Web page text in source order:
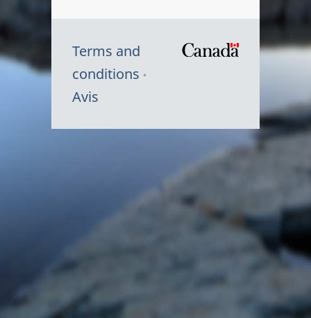
Terms and
conditions
Avis
du